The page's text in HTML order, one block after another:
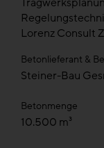
Lorenz Consult
Betonlieferant &
Steiner-Bau
Betonmenge
10.500 m³